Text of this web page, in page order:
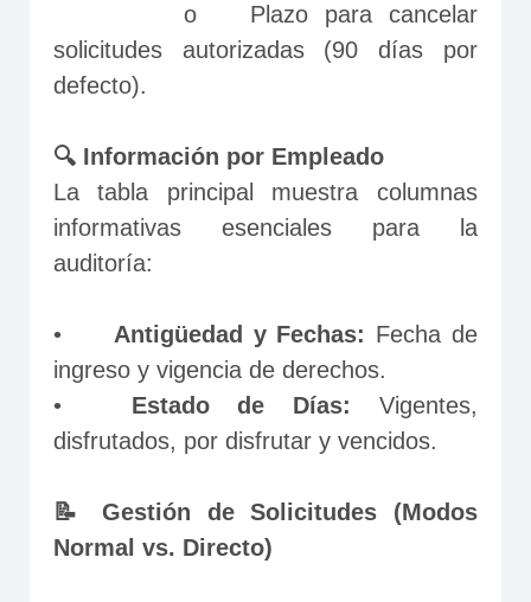
        o	Plazo para cancelar
solicitudes autorizadas (90 días por
defecto).
🔍 Información por Empleado
La tabla principal muestra columnas
informativas esenciales para la
auditoría:
Antigüedad y Fechas: Fecha de
ingreso y vigencia de derechos.
Estado de Días: Vigentes,
disfrutados, por disfrutar y vencidos.
📝 Gestión de Solicitudes (Modos
Normal vs. Directo)